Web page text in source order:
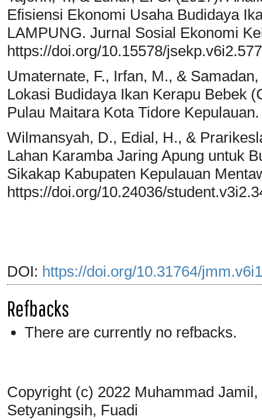
Efisiensi Ekonomi Usaha Budidaya
LAMPUNG. Jurnal Sosial Ekonomi
https://doi.org/10.15578/
Umaternate, F., Irfan, M., &
Lokasi Budidaya Ikan Kerapu Bebek
Pulau Maitara Kota Tidore
Wilmansyah, D., Edial, H., &
Lahan Karamba Jaring Apung untuk
Sikakap Kabupaten Kepulauan
https://doi.org/10.24036/
DOI: https://doi.org/10.31764/
Refbacks
There are currently no refbacks.
Copyright (c) 2022 Muhammad
Setyaningsih, Fuadi